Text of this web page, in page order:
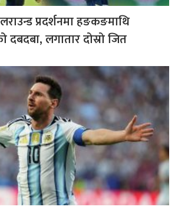
प्रदर्शनमा हङकङमाथि
दबदबा, लगातार दोस्रो जित